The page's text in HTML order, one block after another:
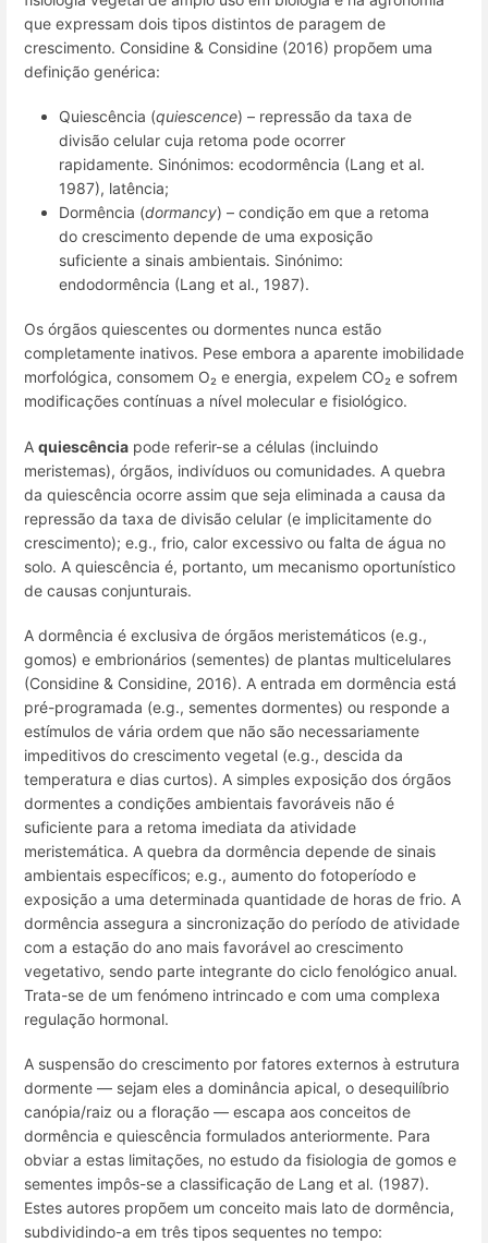
que expressam dois tipos distintos de paragem de
crescimento. Considine & Considine (2016) propõem uma
definição genérica:
Quiescência (quiescence) – repressão da taxa de
divisão celular cuja retoma pode ocorrer
rapidamente. Sinónimos: ecodormência (Lang et al.
1987), latência;
Dormência (dormancy) – condição em que a retoma
do crescimento depende de uma exposição
suficiente a sinais ambientais. Sinónimo:
endodormência (Lang et al., 1987).
Os órgãos quiescentes ou dormentes nunca estão
completamente inativos. Pese embora a aparente imobilidade
morfológica, consomem O₂ e energia, expelem CO₂ e sofrem
modificações contínuas a nível molecular e fisiológico.
A quiescência pode referir-se a células (incluindo
meristemas), órgãos, indivíduos ou comunidades. A quebra
da quiescência ocorre assim que seja eliminada a causa da
repressão da taxa de divisão celular (e implicitamente do
crescimento); e.g., frio, calor excessivo ou falta de água no
solo. A quiescência é, portanto, um mecanismo oportunístico
de causas conjunturais.
A dormência é exclusiva de órgãos meristemáticos (e.g.,
gomos) e embrionários (sementes) de plantas multicelulares
(Considine & Considine, 2016). A entrada em dormência está
pré-programada (e.g., sementes dormentes) ou responde a
estímulos de vária ordem que não são necessariamente
impeditivos do crescimento vegetal (e.g., descida da
temperatura e dias curtos). A simples exposição dos órgãos
dormentes a condições ambientais favoráveis não é
suficiente para a retoma imediata da atividade
meristemática. A quebra da dormência depende de sinais
ambientais específicos; e.g., aumento do fotoperíodo e
exposição a uma determinada quantidade de horas de frio. A
dormência assegura a sincronização do período de atividade
com a estação do ano mais favorável ao crescimento
vegetativo, sendo parte integrante do ciclo fenológico anual.
Trata-se de um fenómeno intrincado e com uma complexa
regulação hormonal.
A suspensão do crescimento por fatores externos à estrutura
dormente — sejam eles a dominância apical, o desequilíbrio
canópia/raiz ou a floração — escapa aos conceitos de
dormência e quiescência formulados anteriormente. Para
obviar a estas limitações, no estudo da fisiologia de gomos e
sementes impôs-se a classificação de Lang et al. (1987).
Estes autores propõem um conceito mais lato de dormência,
subdividindo-a em três tipos sequentes no tempo: